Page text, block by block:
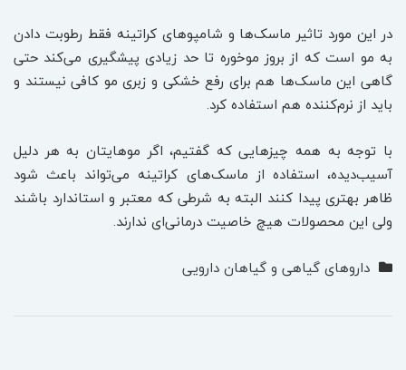
در این مورد تاثیر ماسک‌ها و شامپوهای کراتینه فقط رطوبت دادن
به مو است که از بروز موخوره تا حد زیادی پیشگیری می‌کند حتی
گاهی این ماسک‌ها هم برای رفع خشکی و زبری مو کافی نیستند و
باید از نرم‌کننده هم استفاده کرد.
با توجه به همه چیزهایی که گفتیم، اگر موهایتان به هر دلیل
آسیب‌دیده، استفاده از ماسک‌های کراتینه می‌تواند باعث شود
ظاهر بهتری پیدا کنند البته به شرطی که معتبر و استاندارد باشند
ولی این محصولات هیچ خاصیت درمانی‌ای ندارند.
داروهای گیاهی و گیاهان دارویی